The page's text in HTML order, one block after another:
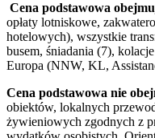
Cena podstawowa
opłaty lotniskowe,
hotelowych), wszystkie
busem, śniadania (7),
Europa (NNW, KL,
Cena podstawowa nie
obiektów, lokalnych
żywieniowych zgodnych z